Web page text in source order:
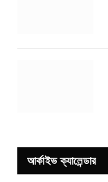
আর্কাইভ ক্যালেন্ডার